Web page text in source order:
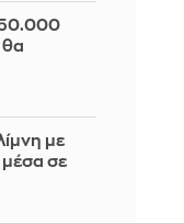
50.000
θα
με
μέσα σε